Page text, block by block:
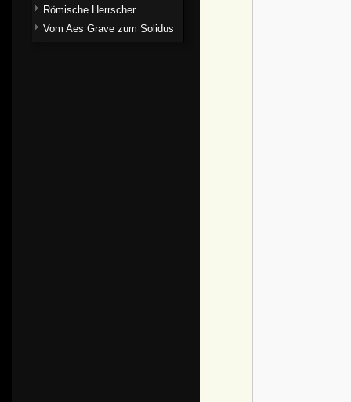
Römische Herrscher
Vom Aes Grave zum Solidus